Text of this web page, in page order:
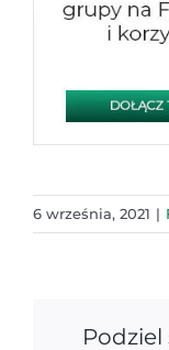
6 września, 2021 |